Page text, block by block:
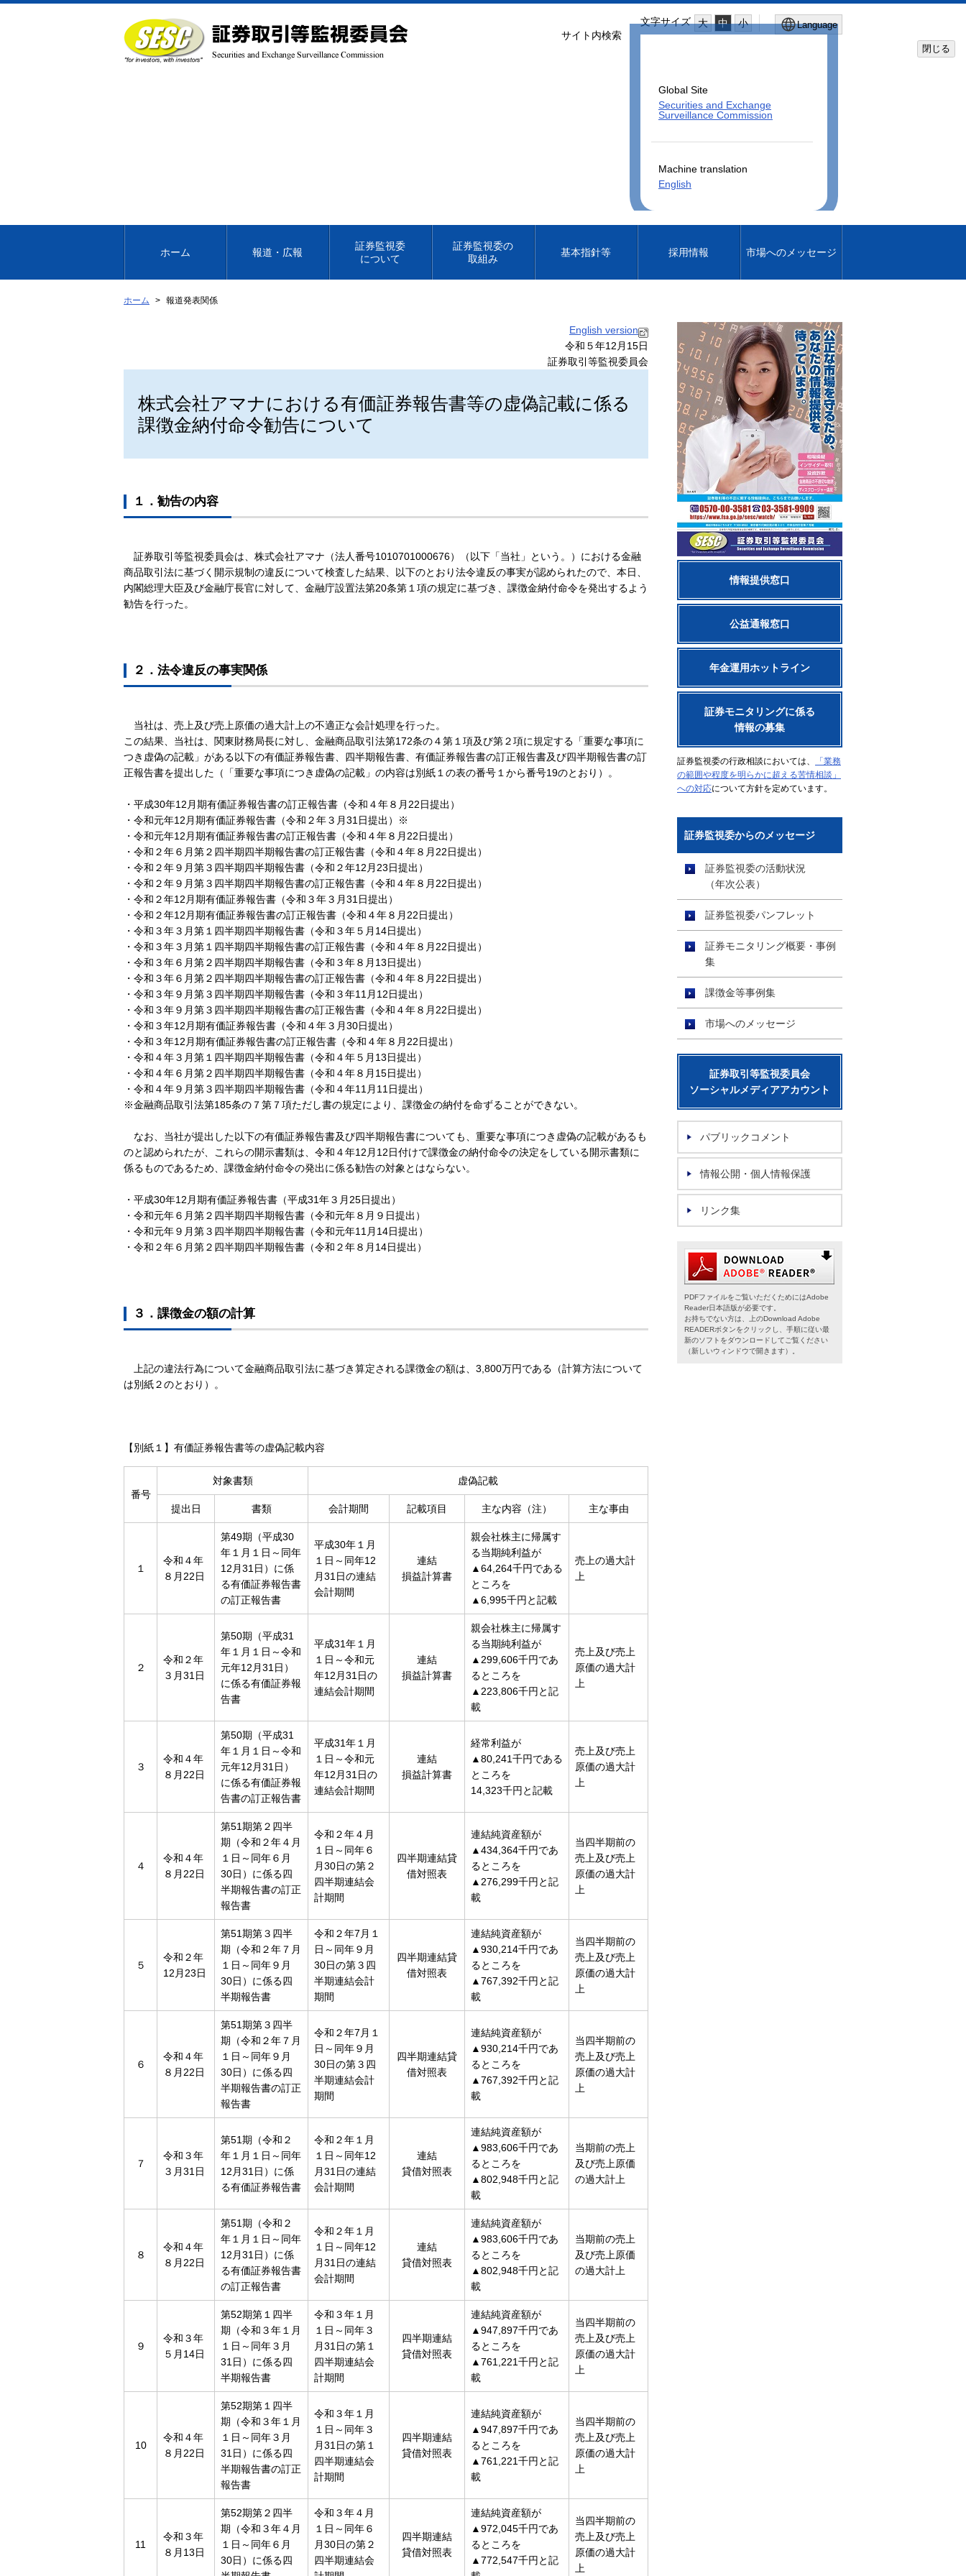
文
へ
移
文字サイズ 大 中 小 Language
Global Site
Securities and Exchange
Surveillance Commission
Machine translation
English
閉じる
サイト内検索
ホーム 報道・広報
証券監視委
について
証券監視委の
取組み
基本指針等 採用情報 市場へのメッセージ
ホーム 報道発表関係
English version
令和５年12月15日
証券取引等監視委員会
株式会社アマナにおける有価証券報告書等の虚偽記載に係る
課徴金納付命令勧告について
１．勧告の内容
証券取引等監視委員会は、株式会社アマナ（法人番号1010701000676）（以下「当社」という。）における金融
商品取引法に基づく開示規制の違反について検査した結果、以下のとおり法令違反の事実が認められたので、本日、
内閣総理大臣及び金融庁長官に対して、金融庁設置法第20条第１項の規定に基づき、課徴金納付命令を発出するよう
勧告を行った。
２．法令違反の事実関係
当社は、売上及び売上原価の過大計上の不適正な会計処理を行った。
この結果、当社は、関東財務局長に対し、金融商品取引法第172条の４第１項及び第２項に規定する「重要な事項に
つき虚偽の記載」がある以下の有価証券報告書、四半期報告書、有価証券報告書の訂正報告書及び四半期報告書の訂
正報告書を提出した（「重要な事項につき虚偽の記載」の内容は別紙１の表の番号１から番号19のとおり）。
・平成30年12月期有価証券報告書の訂正報告書（令和４年８月22日提出）
・令和元年12月期有価証券報告書（令和２年３月31日提出）※
・令和元年12月期有価証券報告書の訂正報告書（令和４年８月22日提出）
・令和２年６月第２四半期四半期報告書の訂正報告書（令和４年８月22日提出）
・令和２年９月第３四半期四半期報告書（令和２年12月23日提出）
・令和２年９月第３四半期四半期報告書の訂正報告書（令和４年８月22日提出）
・令和２年12月期有価証券報告書（令和３年３月31日提出）
・令和２年12月期有価証券報告書の訂正報告書（令和４年８月22日提出）
・令和３年３月第１四半期四半期報告書（令和３年５月14日提出）
・令和３年３月第１四半期四半期報告書の訂正報告書（令和４年８月22日提出）
・令和３年６月第２四半期四半期報告書（令和３年８月13日提出）
・令和３年６月第２四半期四半期報告書の訂正報告書（令和４年８月22日提出）
・令和３年９月第３四半期四半期報告書（令和３年11月12日提出）
・令和３年９月第３四半期四半期報告書の訂正報告書（令和４年８月22日提出）
・令和３年12月期有価証券報告書（令和４年３月30日提出）
・令和３年12月期有価証券報告書の訂正報告書（令和４年８月22日提出）
・令和４年３月第１四半期四半期報告書（令和４年５月13日提出）
・令和４年６月第２四半期四半期報告書（令和４年８月15日提出）
・令和４年９月第３四半期四半期報告書（令和４年11月11日提出）
※金融商品取引法第185条の７第７項ただし書の規定により、課徴金の納付を命ずることができない。
なお、当社が提出した以下の有価証券報告書及び四半期報告書についても、重要な事項につき虚偽の記載があるも
のと認められたが、これらの開示書類は、令和４年12月12日付けで課徴金の納付命令の決定をしている開示書類に
係るものであるため、課徴金納付命令の発出に係る勧告の対象とはならない。
・平成30年12月期有価証券報告書（平成31年３月25日提出）
・令和元年６月第２四半期四半期報告書（令和元年８月９日提出）
・令和元年９月第３四半期四半期報告書（令和元年11月14日提出）
・令和２年６月第２四半期四半期報告書（令和２年８月14日提出）
３．課徴金の額の計算
上記の違法行為について金融商品取引法に基づき算定される課徴金の額は、3,800万円である（計算方法について
は別紙２のとおり）。
【別紙１】有価証券報告書等の虚偽記載内容
番号
対象書類 虚偽記載
提出日 書類 会計期間 記載項目 主な内容（注） 主な事由
１
令和４年
８月22日
第49期（平成30
年１月１日～同年
12月31日）に係
る有価証券報告書
の訂正報告書
平成30年１月
１日～同年12
月31日の連結
会計期間
連結
損益計算書
親会社株主に帰属す
る当期純利益が
▲64,264千円である
ところを
▲6,995千円と記載
売上の過大計
上
２
令和２年
３月31日
第50期（平成31
年１月１日～令和
元年12月31日）
に係る有価証券報
告書
平成31年１月
１日～令和元
年12月31日の
連結会計期間
連結
損益計算書
親会社株主に帰属す
る当期純利益が
▲299,606千円であ
るところを
▲223,806千円と記
載
売上及び売上
原価の過大計
上
３
令和４年
８月22日
第50期（平成31
年１月１日～令和
元年12月31日）
に係る有価証券報
告書の訂正報告書
平成31年１月
１日～令和元
年12月31日の
連結会計期間
連結
損益計算書
経常利益が
▲80,241千円である
ところを
14,323千円と記載
売上及び売上
原価の過大計
上
４
令和４年
８月22日
第51期第２四半
期（令和２年４月
１日～同年６月
30日）に係る四
半期報告書の訂正
報告書
令和２年４月
１日～同年６
月30日の第２
四半期連結会
計期間
四半期連結貸
借対照表
連結純資産額が
▲434,364千円であ
るところを
▲276,299千円と記
載
当四半期前の
売上及び売上
原価の過大計
上
５
令和２年
12月23日
第51期第３四半
期（令和２年７月
１日～同年９月
30日）に係る四
半期報告書
令和２年7月１
日～同年９月
30日の第３四
半期連結会計
期間
四半期連結貸
借対照表
連結純資産額が
▲930,214千円であ
るところを
▲767,392千円と記
載
当四半期前の
売上及び売上
原価の過大計
上
６
令和４年
８月22日
第51期第３四半
期（令和２年７月
１日～同年９月
30日）に係る四
半期報告書の訂正
報告書
令和２年7月１
日～同年９月
30日の第３四
半期連結会計
期間
四半期連結貸
借対照表
連結純資産額が
▲930,214千円であ
るところを
▲767,392千円と記
載
当四半期前の
売上及び売上
原価の過大計
上
７
令和３年
３月31日
第51期（令和２
年１月１日～同年
12月31日）に係
る有価証券報告書
令和２年１月
１日～同年12
月31日の連結
会計期間
連結
貸借対照表
連結純資産額が
▲983,606千円であ
るところを
▲802,948千円と記
載
当期前の売上
及び売上原価
の過大計上
８
令和４年
８月22日
第51期（令和２
年１月１日～同年
12月31日）に係
る有価証券報告書
の訂正報告書
令和２年１月
１日～同年12
月31日の連結
会計期間
連結
貸借対照表
連結純資産額が
▲983,606千円であ
るところを
▲802,948千円と記
載
当期前の売上
及び売上原価
の過大計上
９
令和３年
５月14日
第52期第１四半
期（令和３年１月
１日～同年３月
31日）に係る四
半期報告書
令和３年１月
１日～同年３
月31日の第１
四半期連結会
計期間
四半期連結
貸借対照表
連結純資産額が
▲947,897千円であ
るところを
▲761,221千円と記
載
当四半期前の
売上及び売上
原価の過大計
上
10
令和４年
８月22日
第52期第１四半
期（令和３年１月
１日～同年３月
31日）に係る四
半期報告書の訂正
報告書
令和３年１月
１日～同年３
月31日の第１
四半期連結会
計期間
四半期連結
貸借対照表
連結純資産額が
▲947,897千円であ
るところを
▲761,221千円と記
載
当四半期前の
売上及び売上
原価の過大計
上
11
令和３年
８月13日
第52期第２四半
期（令和３年４月
１日～同年６月
30日）に係る四
令和３年４月
１日～同年６
月30日の第２
四半期連結会
四半期連結
貸借対照表
連結純資産額が
▲972,045千円であ
るところを
▲772,547千円と記
当四半期前の
売上及び売上
原価の過大計
上
情報提供窓口
公益通報窓口
年金運用ホットライン
証券モニタリングに係る
情報の募集
証券監視委の行政相談においては、
「業務
の範囲や程度を明らかに超える苦情相談」
への対応について方針を定めています。
証券監視委からのメッセージ
証券監視委の活動状況
（年次公表）
証券監視委パンフレット
証券モニタリング概要・事例
集
課徴金等事例集
市場へのメッセージ
証券取引等監視委員会
ソーシャルメディアアカウント
パブリックコメント
情報公開・個人情報保護
リンク集
PDFファイルをご覧いただくためにはAdobe
Reader日本語版が必要です。
お持ちでない方は、上のDownload Adobe
READERボタンをクリックし、手順に従い最
新のソフトをダウンロードしてご覧ください
（新しいウィンドウで開きます）。